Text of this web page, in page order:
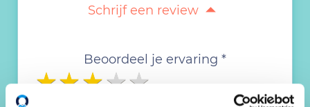
Schrijf een review
Beoordeel je ervaring *